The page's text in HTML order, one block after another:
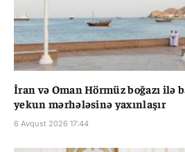
İran və Oman Hörmüz boğazı ilə
yekun mərhələsinə yaxınlaşır
6 Avqust 2026 17:44